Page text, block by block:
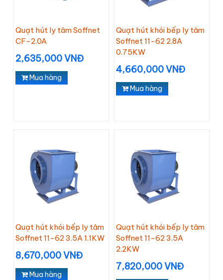
Quạt hút ly tâm Soffnet
CF-2.0A
2,635,000 VNĐ
Mua hàng
Quạt hút khói bếp ly tâm
Soffnet 11-62 2.8A
0.75KW
4,660,000 VNĐ
Mua hàng
Quạt hút khói bếp ly tâm
Soffnet 11-62 3.5A 1.1KW
8,670,000 VNĐ
Mua hàng
Quạt hút khói bếp ly tâm
Soffnet 11-62 3.5A
2.2KW
7,820,000 VNĐ